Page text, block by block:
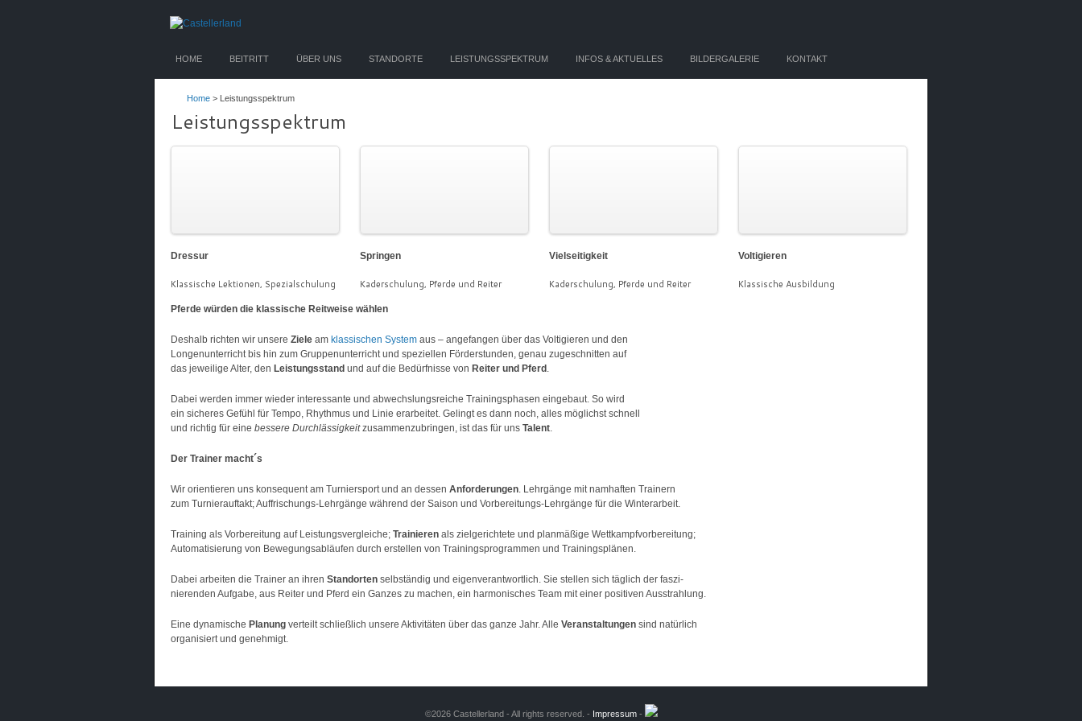
HOME BEITRITT ÜBER UNS STANDORTE LEISTUNGSSPEKTRUM INFOS & AKTUELLES BILDERGALERIE KONTAKT
Home > Leistungsspektrum
Leistungsspektrum
Dressur
Klassische Lektionen, Spezialschulung
Springen
Kaderschulung, Pferde und Reiter
Vielseitigkeit
Kaderschulung, Pferde und Reiter
Voltigieren
Klassische Ausbildung
Pferde würden die klassische Reitweise wählen
Deshalb richten wir unsere Ziele am klassischen System aus – angefangen über das Voltigieren und den
Longenunterricht bis hin zum Gruppenunterricht und speziellen Förderstunden, genau zugeschnitten auf
das jeweilige Alter, den Leistungsstand und auf die Bedürfnisse von Reiter und Pferd .
Dabei werden immer wieder interessante und abwechslungsreiche Trainingsphasen eingebaut. So wird
ein sicheres Gefühl für Tempo, Rhythmus und Linie erarbeitet. Gelingt es dann noch, alles möglichst schnell
und richtig für eine bessere Durchlässigkeitzusammenzubringen, ist das für uns Talent.
Der Trainer macht´s
Wir orientieren uns konsequent am Turniersport und an dessen Anforderungen. Lehrgänge mit namhaften Trainern
zum Turnierauftakt; Auffrischungs-Lehrgänge während der Saison und Vorbereitungs-Lehrgänge für die Winterarbeit.
Training als Vorbereitung auf Leistungsvergleiche; Trainieren als zielgerichtete und planmäßige Wettkampfvorbereitung;
Automatisierung von Bewegungsabläufen durch erstellen von Trainingsprogrammen und Trainingsplänen.
Dabei arbeiten die Trainer an ihren Standorten selbständig und eigenverantwortlich. Sie stellen sich täglich der faszi-
nierenden Aufgabe, aus Reiter und Pferd ein Ganzes zu machen, ein harmonisches Team mit einer positiven Ausstrahlung.
Eine dynamische Planung verteilt schließlich unsere Aktivitäten über das ganze Jahr. Alle Veranstaltungen sind natürlich
organisiert und genehmigt.
©2026 Castellerland - All rights reserved. - Impressum-